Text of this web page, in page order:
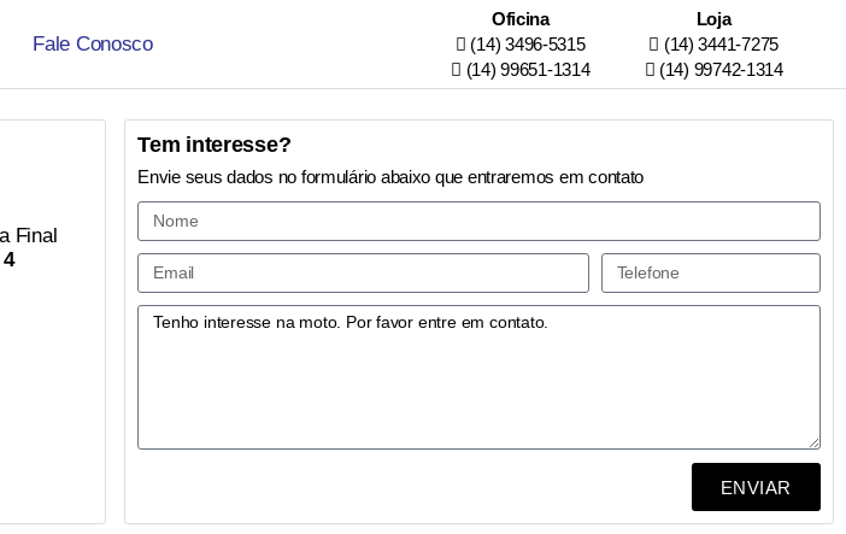
Fale Conosco
Oficina
(14) 3496-5315
(14) 99651-1314
Loja
(14) 3441-7275
(14) 99742-1314
Final
4
Tem interesse?
Envie seus dados no formulário abaixo que entraremos em contato
ENVIAR